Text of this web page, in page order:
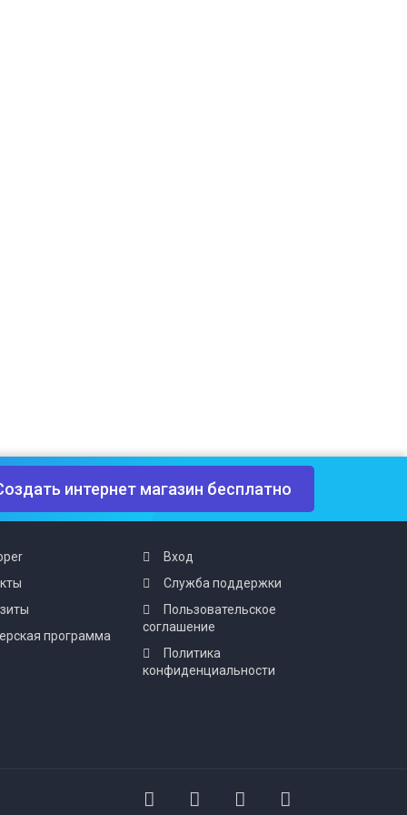
интернет магазин бесплатно
программа
Вход
Служба поддержки
Пользовательское
соглашение
Политика
конфиденциальности